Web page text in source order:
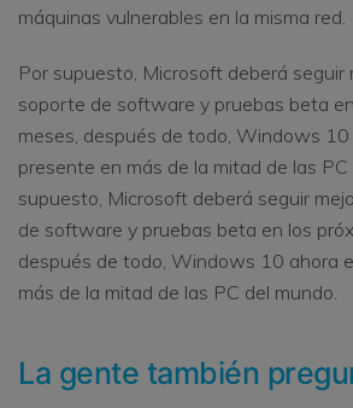
máquinas vulnerables en la misma red.
Por supuesto, Microsoft deberá seguir
soporte de software y pruebas beta
meses, después de todo, Windows
presente en más de la mitad de las
supuesto, Microsoft deberá seguir
de software y pruebas beta en los
después de todo, Windows 10 ahora
más de la mitad de las PC del mundo.
La gente también